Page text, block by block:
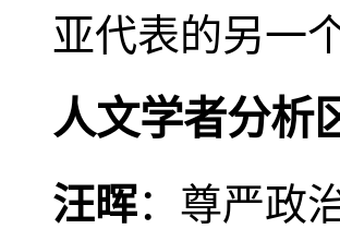
亚代表的另一
人文学者分析
汪晖：尊严政